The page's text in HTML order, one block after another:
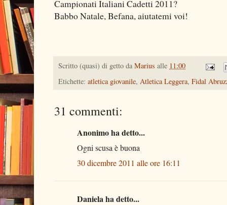
Campionati Italiani Cadetti 2011?
Babbo Natale, Befana, aiutatemi voi!
Scritto (quasi) di getto da Marius alle 11:00
Etichette: atletica giovanile, Atletica Leggera, Fidal
31 commenti:
Anonimo ha detto...
Ogni scusa è buona
30 dicembre 2011 alle ore 16:11
Daniela ha detto...